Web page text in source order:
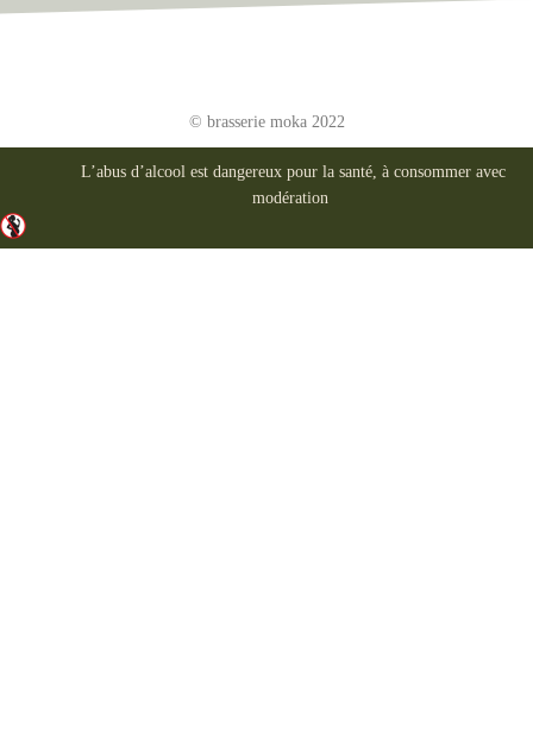
© brasserie moka 2022
L’abus d’alcool est dangereux pour la santé, à consommer avec
modération